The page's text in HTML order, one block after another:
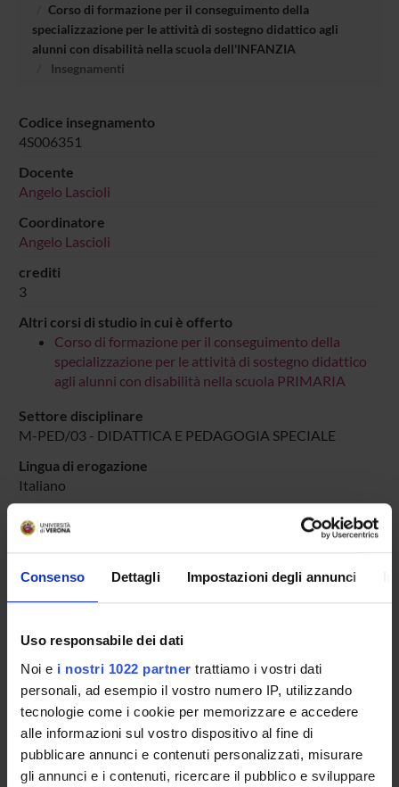
Consenso Dettagli Impostazioni degli annunci
Uso responsabile dei dati
Noi e i nostri 1022 partner trattiamo i vostri dati
personali, ad esempio il vostro numero IP, utilizzando
tecnologie come i cookie per memorizzare e accedere
alle informazioni sul vostro dispositivo al fine di
pubblicare annunci e contenuti personalizzati, misurare
gli annunci e i contenuti, ricercare il pubblico e sviluppare
Corso di formazione per il conseguimento della
specializzazione per le attività di sostegno didattico agli
alunni con disabilità nella scuola dell'INFANZIA
Insegnamenti
Codice insegnamento
4S006351
Docente
Angelo Lascioli
Coordinatore
Angelo Lascioli
crediti
3
Altri corsi di studio in cui è offerto
Corso di formazione per il conseguimento della
specializzazione per le attività di sostegno didattico
agli alunni con disabilità nella scuola PRIMARIA
Settore disciplinare
M-PED/03 - DIDATTICA E PEDAGOGIA SPECIALE
Lingua di erogazione
Italiano
DIDATTICA SOSTEGNO
dal 25-ott-2025 al 30-giu-2025.
Avvisi relativi al corso
ORARIO LEZIONI
Vai all'orario delle lezioni
Presentazione